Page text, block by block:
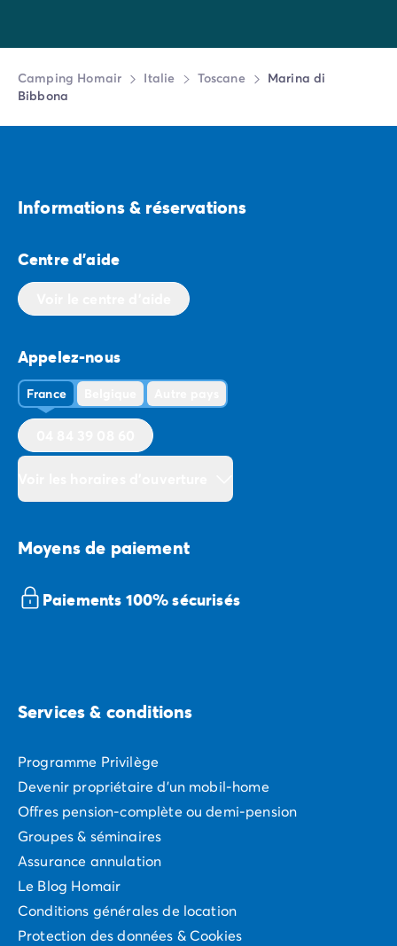
Camping Homair Italie Toscane
Marina di
Bibbona
Informations & réservations
Centre d'aide
Appelez-nous
France
Moyens de paiement
Paiements 100% sécurisés
Services & conditions
Programme Privilège
Devenir propriétaire d'un mobil-home
Offres pension-complète ou demi-pension
Groupes & séminaires
Assurance annulation
Le Blog Homair
Conditions générales de location
Protection des données & Cookies